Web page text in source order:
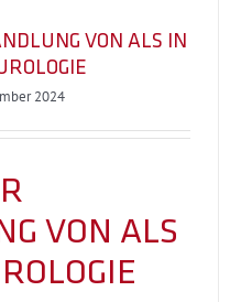
VON ALS IN
2024
VON ALS